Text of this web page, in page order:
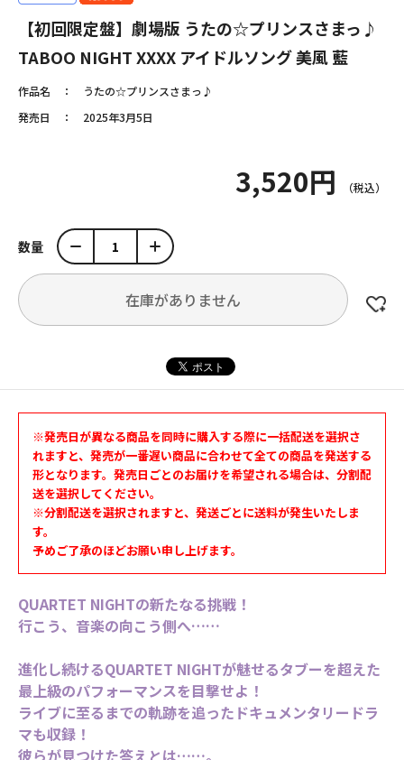
【初回限定盤】劇場版 うたの☆プリンスさまっ♪
TABOO NIGHT XXXX アイドルソング 美風 藍
作品名
うたの☆プリンスさまっ♪
発売日
2025年3月5日
3,520円
数量
在庫がありません
※発売日が異なる商品を同時に購入する際に一括配送を選択さ
れますと、発売が一番遅い商品に合わせて全ての商品を発送する
形となります。発売日ごとのお届けを希望される場合は、分割配
送を選択してください。
※分割配送を選択されますと、発送ごとに送料が発生いたしま
す。
予めご了承のほどお願い申し上げます。
QUARTET NIGHTの新たなる挑戦！
行こう、音楽の向こう側へ……
進化し続けるQUARTET NIGHTが魅せるタブーを超えた
最上級のパフォーマンスを目撃せよ！
ライブに至るまでの軌跡を追ったドキュメンタリードラ
マも収録！